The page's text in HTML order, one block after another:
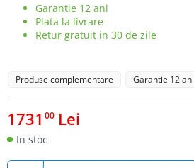
Garantie 12 ani
Plata la livrare
Retur gratuit in 30 de zile
Produse complementare Garantie 12 ani
1731 00 Lei
In stoc